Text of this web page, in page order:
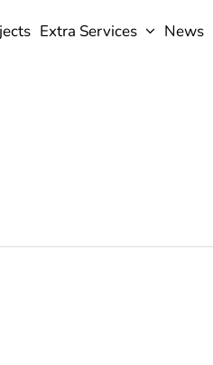
Extra Services News